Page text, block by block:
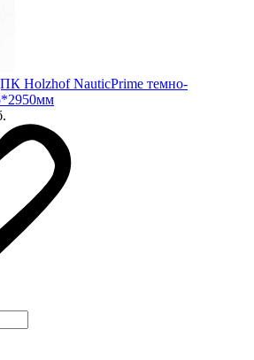
Holzhof NauticPrime темно-